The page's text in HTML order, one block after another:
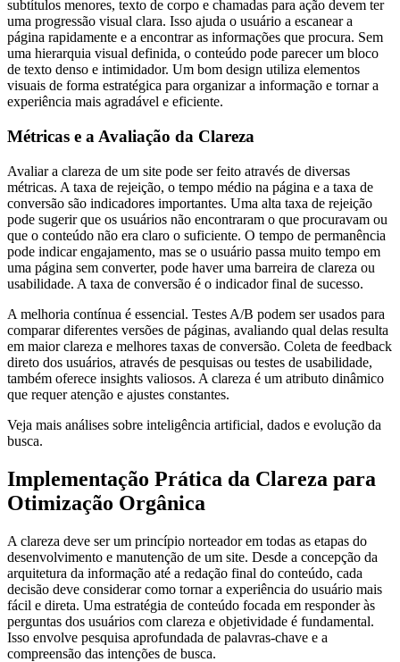
subtítulos menores, texto de corpo e chamadas para ação devem ter
uma progressão visual clara. Isso ajuda o usuário a escanear a
página rapidamente e a encontrar as informações que procura. Sem
uma hierarquia visual definida, o conteúdo pode parecer um bloco
de texto denso e intimidador. Um bom design utiliza elementos
visuais de forma estratégica para organizar a informação e tornar a
experiência mais agradável e eficiente.
Métricas e a Avaliação da Clareza
Avaliar a clareza de um site pode ser feito através de diversas
métricas. A taxa de rejeição, o tempo médio na página e a taxa de
conversão são indicadores importantes. Uma alta taxa de rejeição
pode sugerir que os usuários não encontraram o que procuravam ou
que o conteúdo não era claro o suficiente. O tempo de permanência
pode indicar engajamento, mas se o usuário passa muito tempo em
uma página sem converter, pode haver uma barreira de clareza ou
usabilidade. A taxa de conversão é o indicador final de sucesso.
A melhoria contínua é essencial. Testes A/B podem ser usados para
comparar diferentes versões de páginas, avaliando qual delas resulta
em maior clareza e melhores taxas de conversão. Coleta de feedback
direto dos usuários, através de pesquisas ou testes de usabilidade,
também oferece insights valiosos. A clareza é um atributo dinâmico
que requer atenção e ajustes constantes.
Veja mais análises sobre inteligência artificial, dados e evolução da
busca.
Implementação Prática da Clareza para
Otimização Orgânica
A clareza deve ser um princípio norteador em todas as etapas do
desenvolvimento e manutenção de um site. Desde a concepção da
arquitetura da informação até a redação final do conteúdo, cada
decisão deve considerar como tornar a experiência do usuário mais
fácil e direta. Uma estratégia de conteúdo focada em responder às
perguntas dos usuários com clareza e objetividade é fundamental.
Isso envolve pesquisa aprofundada de palavras-chave e a
compreensão das intenções de busca.